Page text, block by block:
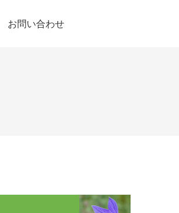
お問い合わせ